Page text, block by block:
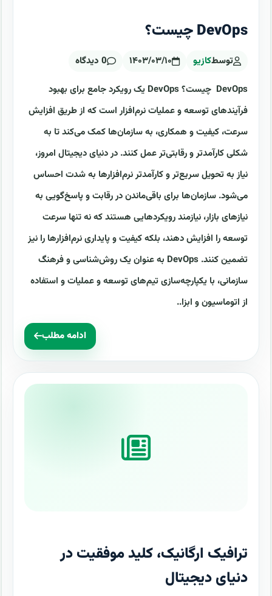
DevOps چیست؟
توسطکازیو ۱۴۰۳/۰۳/۱۰ 0 دیدگاه
DevOps چیست؟ DevOps یک رویکرد جامع برای بهبود
فرآیندهای توسعه و عملیات نرم‌افزار است که از طریق افزایش
سرعت، کیفیت و همکاری، به سازمان‌ها کمک می‌کند تا به
شکلی کارآمدتر و رقابتی‌تر عمل کنند. در دنیای دیجیتال امروز،
نیاز به تحویل سریع‌تر و کارآمدتر نرم‌افزارها به شدت احساس
می‌شود. سازمان‌ها برای باقی‌ماندن در رقابت و پاسخ‌گویی به
نیازهای بازار، نیازمند رویکردهایی هستند که نه تنها سرعت
توسعه را افزایش دهند، بلکه کیفیت و پایداری نرم‌افزارها را نیز
تضمین کنند. DevOps به عنوان یک روش‌شناسی و فرهنگ
سازمانی، با یکپارچه‌سازی تیم‌های توسعه و عملیات و استفاده
از اتوماسیون و ابزا..
ادامه مطلب
ترافیک ارگانیک، کلید موفقیت در
دنیای دیجیتال